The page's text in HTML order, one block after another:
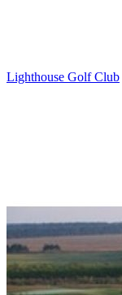
Lighthouse Golf Club